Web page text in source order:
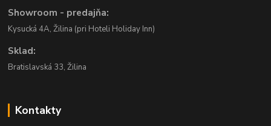
Showroom - predajňa:
Kysucká 4A, Žilina (pri Hoteli Holiday Inn)
Sklad:
Bratislavská 33, Žilina
Kontakty